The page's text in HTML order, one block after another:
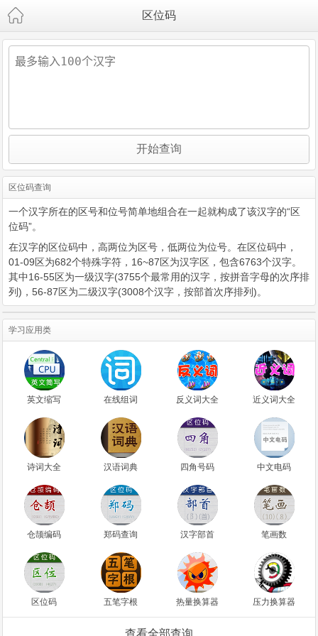
区位码
区位码查询
一个汉字所在的区号和位号简单地组合在一起就构成了该汉字的“区
位码”。
在汉字的区位码中，高两位为区号，低两位为位号。在区位码中，
01-09区为682个特殊字符，16~87区为汉字区，包含6763个汉字。
其中16-55区为一级汉字(3755个最常用的汉字，按拼音字母的次序排
列)，56-87区为二级汉字(3008个汉字，按部首次序排列)。
学习应用类
英文缩写 在线组词 反义词大全 近义词大全
诗词大全 汉语词典 四角号码 中文电码
仓颉编码 郑码查询 汉字部首 笔画数
区位码 五笔字根 热量换算器 压力换算器
查看全部查询